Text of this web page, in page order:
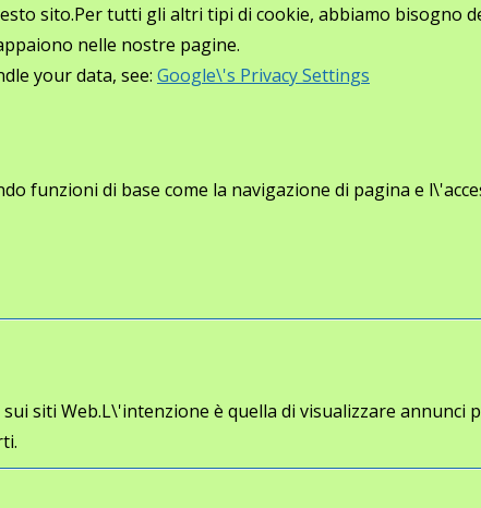
sito.Per tutti gli altri tipi di cookie, abbiamo bisogno
nelle nostre pagine.
your data, see: Google\'s Privacy Settings
funzioni di base come la navigazione di pagina e
siti Web.L\'intenzione è quella di visualizzare